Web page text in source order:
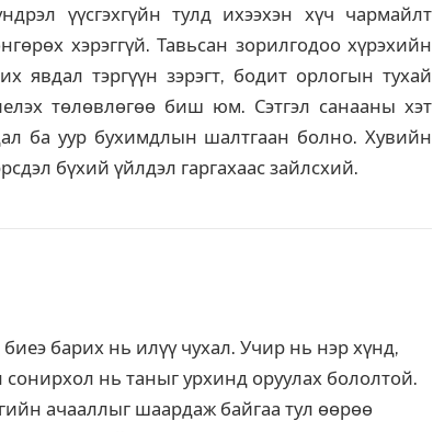
үүсгэхгүйн тулд ихээхэн хүч чармайлт
хэрэггүй. Тавьсан зорилгодоо хүрэхийн
явдал тэргүүн зэрэгт, бодит орлогын тухай
төлөвлөгөө биш юм. Сэтгэл санааны хэт
ба уур бухимдлын шалтгаан болно. Хувийн
бүхий үйлдэл гаргахаас зайлсхий.
барих нь илүү чухал. Учир нь нэр хүнд,
сонирхол нь таныг урхинд оруулах бололтой.
ачааллыг шаардаж байгаа тул өөрөө